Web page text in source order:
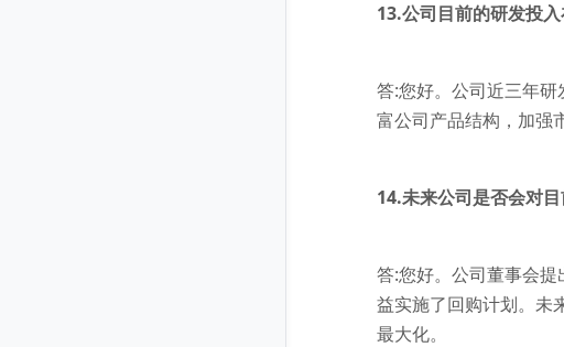
13.公司目前的研发投
答:您好。公司近三年
富公司产品结构，加强
14.未来公司是否会对
答:您好。公司董事会
益实施了回购计划。未
最大化。